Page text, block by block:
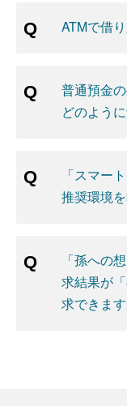
ATMで借
普通預金
どのよう
「スマー
推奨環境
「孫への
求結果が
求できま